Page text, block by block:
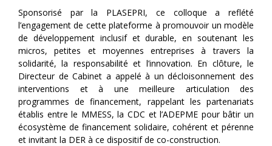
Sponsorisé par la PLASEPRI, ce colloque a reflété
l’engagement de cette plateforme à promouvoir un modèle
de développement inclusif et durable, en soutenant les
micros, petites et moyennes entreprises à travers la
solidarité, la responsabilité et l’innovation. En clôture, le
Directeur de Cabinet a appelé à un décloisonnement des
interventions et à une meilleure articulation des
programmes de financement, rappelant les partenariats
établis entre le MMESS, la CDC et l’ADEPME pour bâtir un
écosystème de financement solidaire, cohérent et pérenne
et invitant la DER à ce dispositif de co-construction.